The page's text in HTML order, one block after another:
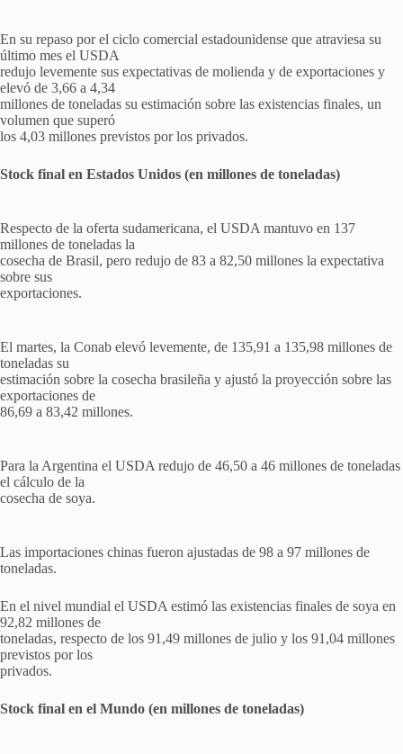
En su repaso por el ciclo comercial estadounidense que atraviesa su
último mes el USDA
redujo levemente sus expectativas de molienda y de exportaciones y
elevó de 3,66 a 4,34
millones de toneladas su estimación sobre las existencias finales, un
volumen que superó
los 4,03 millones previstos por los privados.
Stock final en Estados Unidos (en millones de toneladas)
Respecto de la oferta sudamericana, el USDA mantuvo en 137
millones de toneladas la
cosecha de Brasil, pero redujo de 83 a 82,50 millones la expectativa
sobre sus
exportaciones.
El martes, la Conab elevó levemente, de 135,91 a 135,98 millones de
toneladas su
estimación sobre la cosecha brasileña y ajustó la proyección sobre las
exportaciones de
86,69 a 83,42 millones.
Para la Argentina el USDA redujo de 46,50 a 46 millones de toneladas
el cálculo de la
cosecha de soya.
Las importaciones chinas fueron ajustadas de 98 a 97 millones de
toneladas.
En el nivel mundial el USDA estimó las existencias finales de soya en
92,82 millones de
toneladas, respecto de los 91,49 millones de julio y los 91,04 millones
previstos por los
privados.
Stock final en el Mundo (en millones de toneladas)